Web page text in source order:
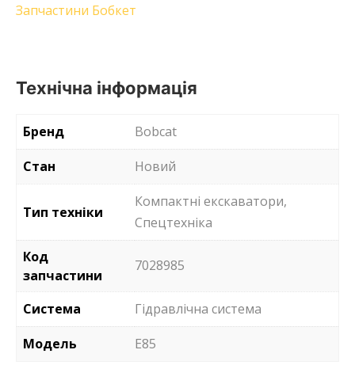
Запчастини Бобкет
Технічна інформація
Бренд
Bobcat
Стан
Новий
Тип техніки
Компактні екскаватори,
Спецтехніка
Код
запчастини
7028985
Система
Гідравлічна система
Модель
E85